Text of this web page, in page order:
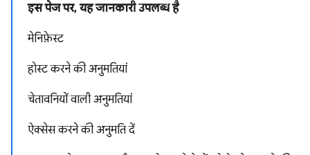
इस पेज पर, यह जानकारी उपलब्ध है
मेनिफ़ेस्ट
होस्ट करने की अनुमतियां
चेतावनियों वाली अनुमतियां
ऐक्सेस करने की अनुमति दें